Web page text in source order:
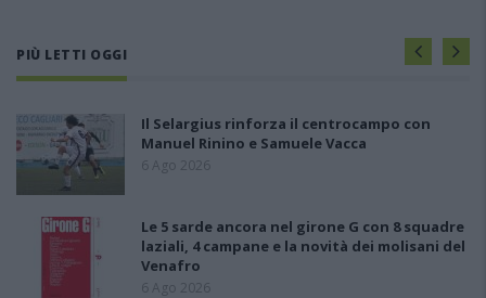
PIÙ LETTI OGGI
Il Selargius rinforza il centrocampo con
Manuel Rinino e Samuele Vacca
6 Ago 2026
Le 5 sarde ancora nel girone G con 8 squadre
laziali, 4 campane e la novità dei molisani del
Venafro
6 Ago 2026